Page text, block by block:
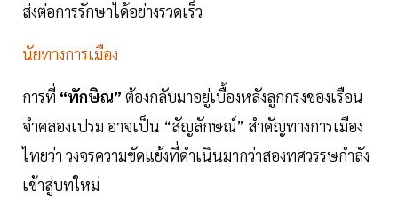
ส่งต่อการรักษาได้อย่างรวดเร็ว
นัยทางการเมือง
การที่ “ทักษิณ” ต้องกลับมาอยู่เบื้องหลังลูกกรงของเรือน
จำคลองเปรม อาจเป็น “สัญลักษณ์” สำคัญทางการเมือง
ไทยว่า วงจรความขัดแย้งที่ดำเนินมากว่าสองทศวรรษกำลัง
เข้าสู่บทใหม่